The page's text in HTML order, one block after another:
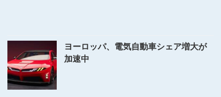
ヨーロッパ、電気自動車シェア増大が
加速中